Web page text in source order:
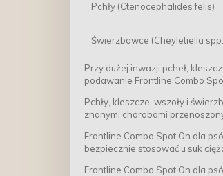
Pchły (Ctenocephalides felis)
Świerzbowce (Cheyletiella
Przy dużej inwazji pcheł,
podawanie Frontline Combo
Pchły, kleszcze, wszoły i
znanymi chorobami
Frontline Combo Spot On dla
bezpiecznie stosować u suk
Frontline Combo Spot On dla